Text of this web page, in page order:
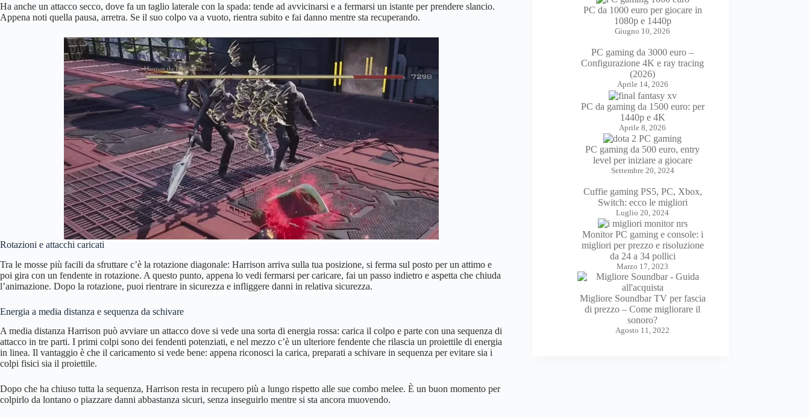
Ha anche un attacco secco, dove fa un taglio laterale con la spada: tende ad avvicinarsi e a fermarsi un istante per prendere slancio.
Appena noti quella pausa, arretra. Se il suo colpo va a vuoto, rientra subito e fai danno mentre sta recuperando.
Rotazioni e attacchi caricati
Tra le mosse più facili da sfruttare c’è la rotazione diagonale: Harrison arriva sulla tua posizione, si ferma sul posto per un attimo e
poi gira con un fendente in rotazione. A questo punto, appena lo vedi fermarsi per caricare, fai un passo indietro e aspetta che chiuda
l’animazione. Dopo la rotazione, puoi rientrare in sicurezza e infliggere danni in relativa sicurezza.
Energia a media distanza e sequenza da schivare
A media distanza Harrison può avviare un attacco dove si vede una sorta di energia rossa: carica il colpo e parte con una sequenza di
attacco in tre parti. I primi colpi sono dei fendenti potenziati, e nel mezzo c’è un ulteriore fendente che rilascia un proiettile di energia
in linea. Il vantaggio è che il caricamento si vede bene: appena riconosci la carica, preparati a schivare in sequenza per evitare sia i
colpi fisici sia il proiettile.
Dopo che ha chiuso tutta la sequenza, Harrison resta in recupero più a lungo rispetto alle sue combo melee. È un buon momento per
colpirlo da lontano o piazzare danni abbastanza sicuri, senza inseguirlo mentre si sta ancora muovendo.
PC da 1000 euro per giocare in
1080p e 1440p
Giugno 10, 2026
PC gaming da 3000 euro –
Configurazione 4K e ray tracing
(2026)
Aprile 14, 2026
PC da gaming da 1500 euro: per
1440p e 4K
Aprile 8, 2026
PC gaming da 500 euro, entry
level per iniziare a giocare
Settembre 20, 2024
Cuffie gaming PS5, PC, Xbox,
Switch: ecco le migliori
Luglio 20, 2024
Monitor PC gaming e console: i
migliori per prezzo e risoluzione
da 24 a 34 pollici
Marzo 17, 2023
Migliore Soundbar TV per fascia
di prezzo – Come migliorare il
sonoro?
Agosto 11, 2022